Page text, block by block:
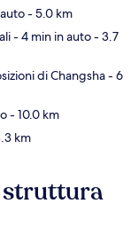
- 5.0 km
- 4 min in auto- 3.7
di Changsha- 6
- 10.0 km
km
struttura